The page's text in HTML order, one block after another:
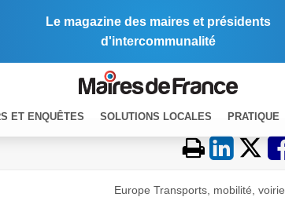
Le magazine des maires et présidents
d'intercommunalité
ET ENQUÊTES SOLUTIONS LOCALES PRATIQUE
Europe Transports, mobilité, voirie